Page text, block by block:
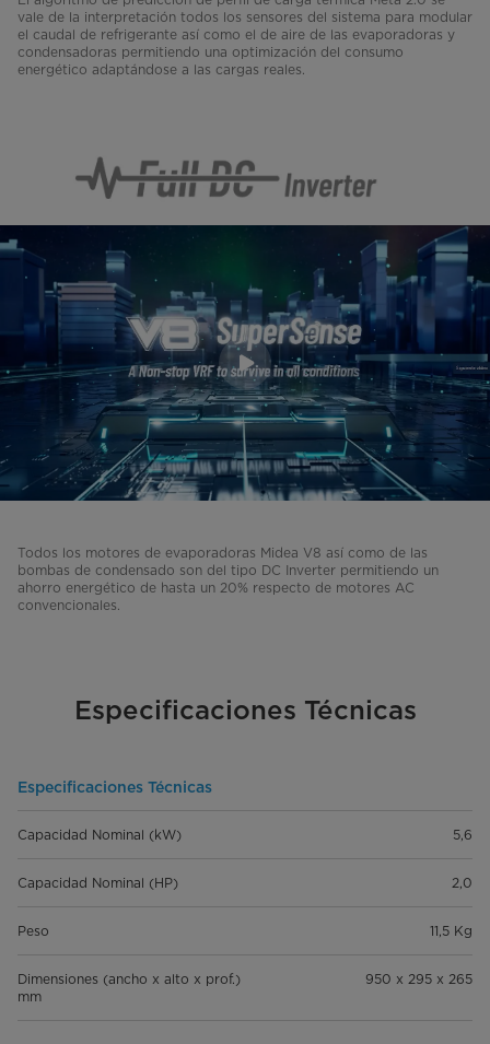
vale de la interpretación todos los sensores del sistema para modular
el caudal de refrigerante así como el de aire de las evaporadoras y
condensadoras permitiendo una optimización del consumo
energético adaptándose a las cargas reales.
Todos los motores de evaporadoras Midea V8 así como de las
bombas de condensado son del tipo DC Inverter permitiendo un
ahorro energético de hasta un 20% respecto de motores AC
convencionales.
Especificaciones Técnicas
Especificaciones Técnicas
Capacidad Nominal (kW) 5,6
Capacidad Nominal (HP) 2,0
Peso 11,5 Kg
Dimensiones (ancho x alto x prof.)
mm
950 x 295 x 265